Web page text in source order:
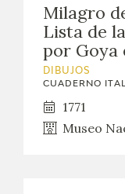
FRANCISCO DE
CRONOLOGÍA
Milagro
Lista de
por Goya
DIBUJOS
CUADERNO
1771
Museo